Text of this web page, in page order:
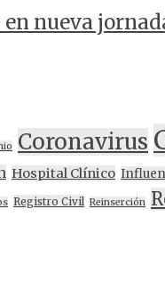
nueva
Coronavirus
Hospital Clínico
Registro Civil Reinserción